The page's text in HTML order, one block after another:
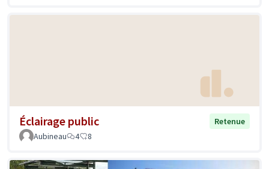
Éclairage public
Retenue
Aubineau
4 8